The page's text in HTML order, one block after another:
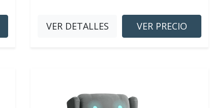
VER DETALLES VER PRECIO